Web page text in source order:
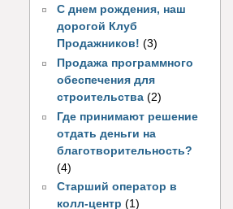
С днем рождения, наш
дорогой Клуб
Продажников! (3)
Продажа программного
обеспечения для
строительства (2)
Где принимают решение
отдать деньги на
благотворительность?
(4)
Старший оператор в
колл-центр (1)